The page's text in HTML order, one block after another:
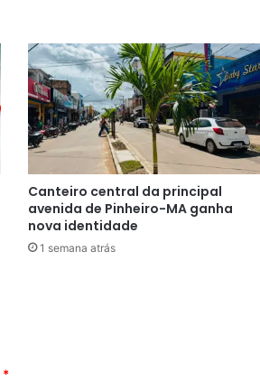
Canteiro central da principal
avenida de Pinheiro-MA ganha
nova identidade
1 semana atrás
*